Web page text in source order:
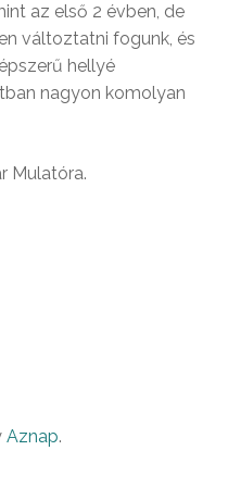
az első 2 évben, de
változtatni fogunk, és
hellyé
nagyon komolyan
Mulatóra.
Aznap.